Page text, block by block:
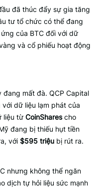
đã thúc đẩy sự gia tăng
tư tổ chức có thể đang
của BTC đối với dữ
và cổ phiếu hoạt động
đang mất đà. QCP Capital
dữ liệu lạm phát của
liệu từ CoinSharescho
đang bị thiếu hụt tiền
với $595 triệu bị rút ra.
nhưng không thể ngăn
dịch tự hỏi liệu sức mạnh